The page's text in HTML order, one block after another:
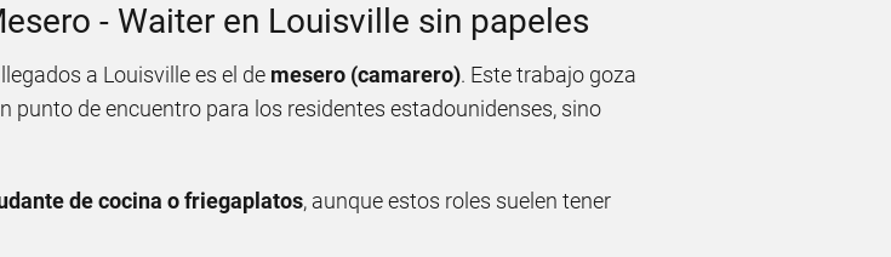
- Waiter en Louisville sin papeles
a Louisville es el de mesero (camarero). Este trabajo goza
punto de encuentro para los residentes estadounidenses, sino
de cocina o friegaplatos, aunque estos roles suelen tener